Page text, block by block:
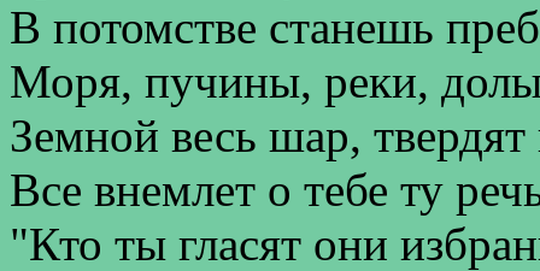
В потомстве станешь
Моря, пучины, реки,
Земной весь шар, твердят
Все внемлет о тебе ту
"Кто ты гласят они